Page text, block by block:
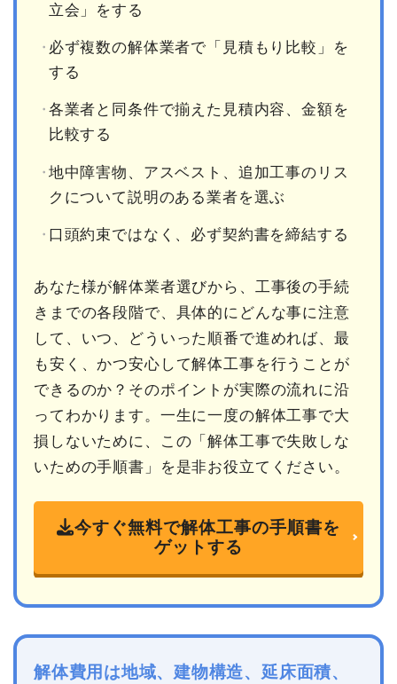
立会」をする
必ず複数の解体業者で「見積もり比較」を
する
各業者と同条件で揃えた見積内容、金額を
比較する
地中障害物、アスベスト、追加工事のリス
クについて説明のある業者を選ぶ
口頭約束ではなく、必ず契約書を締結する
あなた様が解体業者選びから、工事後の手続
きまでの各段階で、具体的にどんな事に注意
して、いつ、どういった順番で進めれば、最
も安く、かつ安心して解体工事を行うことが
できるのか？そのポイントが実際の流れに沿
ってわかります。一生に一度の解体工事で大
損しないために、この「解体工事で失敗しな
いための手順書」を是非お役立てください。
今すぐ無料で解体工事の手順書を
ゲットする
解体費用は地域、建物構造、延床面積、